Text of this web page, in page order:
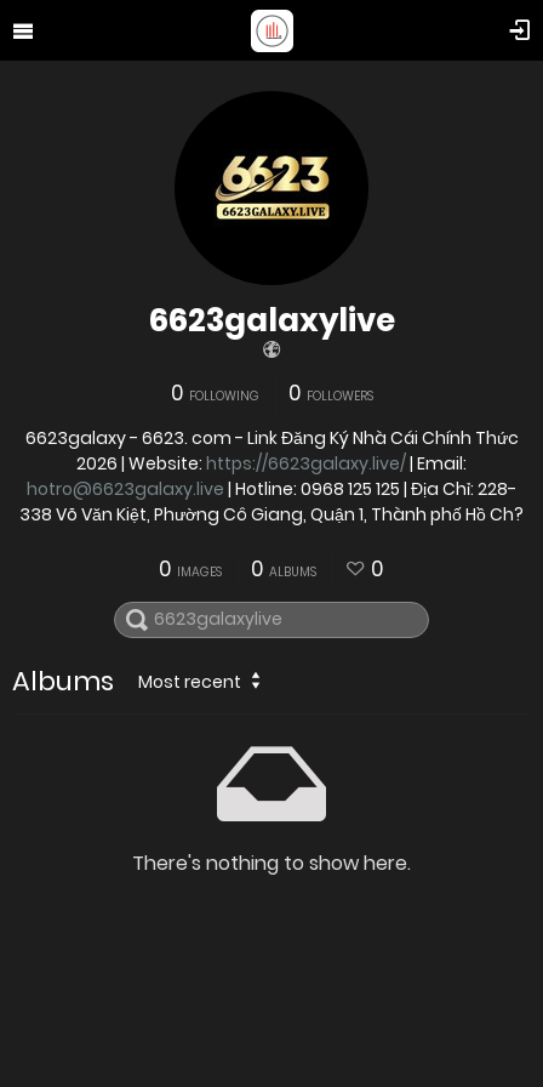
6623galaxylive
0 FOLLOWING 0 FOLLOWERS
6623galaxy - 6623. com - Link Đăng Ký Nhà Cái Chính Thức
2026 | Website: https://6623galaxy.live/| Email:
hotro@6623galaxy.live | Hotline: 0968 125 125 | Địa Chỉ: 228-
338 Võ Văn Kiệt, Phường Cô Giang, Quận 1, Thành phố Hồ Ch?
0 IMAGES 0 ALBUMS 0
Albums Most recent
There's nothing to show here.